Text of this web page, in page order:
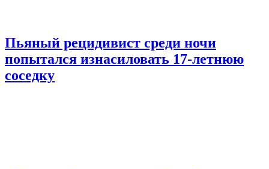
Пьяный рецидивист среди ночи
попытался изнасиловать 17-летнюю
соседку